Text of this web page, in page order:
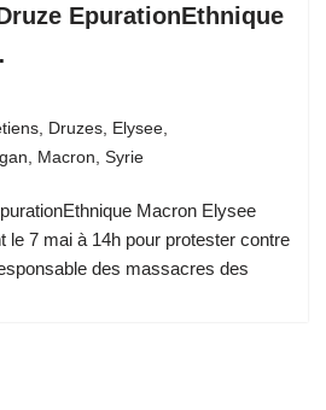
EpurationEthnique
Druzes Elysee
Macron Syrie
Macron Elysee
le 7 mai à 14h pour protester contre
des massacres des